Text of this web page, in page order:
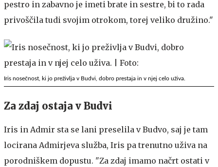
pestro in zabavno je imeti brate in sestre, bi to rada
privoščila tudi svojim otrokom, torej veliko družino."
Iris nosečnost, ki jo preživlja v Budvi, dobro prestaja in v njej celo uživa.
Za zdaj ostaja v Budvi
Iris in Admir sta se lani preselila v Budvo, saj je tam
locirana Admirjeva služba, Iris pa trenutno uživa na
porodniškem dopustu. "Za zdaj imamo načrt ostati v